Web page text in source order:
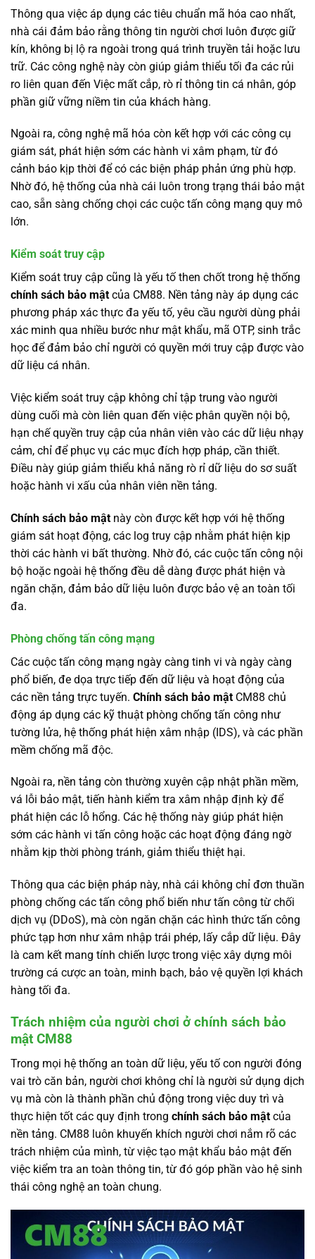
Thông qua việc áp dụng các tiêu chuẩn mã hóa cao nhất,
nhà cái đảm bảo rằng thông tin người chơi luôn được giữ
kín, không bị lộ ra ngoài trong quá trình truyền tải hoặc lưu
trữ. Các công nghệ này còn giúp giảm thiểu tối đa các rủi
ro liên quan đến Việc mất cắp, rò rỉ thông tin cá nhân, góp
phần giữ vững niềm tin của khách hàng.
Ngoài ra, công nghệ mã hóa còn kết hợp với các công cụ
giám sát, phát hiện sớm các hành vi xâm phạm, từ đó
cảnh báo kịp thời để có các biện pháp phản ứng phù hợp.
Nhờ đó, hệ thống của nhà cái luôn trong trạng thái bảo mật
cao, sẵn sàng chống chọi các cuộc tấn công mạng quy mô
lớn.
Kiểm soát truy cập
Kiểm soát truy cập cũng là yếu tố then chốt trong hệ thống
chính sách bảo mật của CM88. Nền tảng này áp dụng các
phương pháp xác thực đa yếu tố, yêu cầu người dùng phải
xác minh qua nhiều bước như mật khẩu, mã OTP, sinh trắc
học để đảm bảo chỉ người có quyền mới truy cập được vào
dữ liệu cá nhân.
Việc kiểm soát truy cập không chỉ tập trung vào người
dùng cuối mà còn liên quan đến việc phân quyền nội bộ,
hạn chế quyền truy cập của nhân viên vào các dữ liệu nhạy
cảm, chỉ để phục vụ các mục đích hợp pháp, cần thiết.
Điều này giúp giảm thiểu khả năng rò rỉ dữ liệu do sơ suất
hoặc hành vi xấu của nhân viên nền tảng.
Chính sách bảo mật này còn được kết hợp với hệ thống
giám sát hoạt động, các log truy cập nhằm phát hiện kịp
thời các hành vi bất thường. Nhờ đó, các cuộc tấn công nội
bộ hoặc ngoài hệ thống đều dễ dàng được phát hiện và
ngăn chặn, đảm bảo dữ liệu luôn được bảo vệ an toàn tối
đa.
Phòng chống tấn công mạng
Các cuộc tấn công mạng ngày càng tinh vi và ngày càng
phổ biến, đe dọa trực tiếp đến dữ liệu và hoạt động của
các nền tảng trực tuyến. Chính sách bảo mật CM88 chủ
động áp dụng các kỹ thuật phòng chống tấn công như
tường lửa, hệ thống phát hiện xâm nhập (IDS), và các phần
mềm chống mã độc.
Ngoài ra, nền tảng còn thường xuyên cập nhật phần mềm,
vá lỗi bảo mật, tiến hành kiểm tra xâm nhập định kỳ để
phát hiện các lỗ hổng. Các hệ thống này giúp phát hiện
sớm các hành vi tấn công hoặc các hoạt động đáng ngờ
nhằm kịp thời phòng tránh, giảm thiểu thiệt hại.
Thông qua các biện pháp này, nhà cái không chỉ đơn thuần
phòng chống các tấn công phổ biến như tấn công từ chối
dịch vụ (DDoS), mà còn ngăn chặn các hình thức tấn công
phức tạp hơn như xâm nhập trái phép, lấy cắp dữ liệu. Đây
là cam kết mang tính chiến lược trong việc xây dựng môi
trường cá cược an toàn, minh bạch, bảo vệ quyền lợi khách
hàng tối đa.
Trách nhiệm của người chơi ở chính sách bảo
mật CM88
Trong mọi hệ thống an toàn dữ liệu, yếu tố con người đóng
vai trò căn bản, người chơi không chỉ là người sử dụng dịch
vụ mà còn là thành phần chủ động trong việc duy trì và
thực hiện tốt các quy định trong chính sách bảo mật của
nền tảng. CM88 luôn khuyến khích người chơi nắm rõ các
trách nhiệm của mình, từ việc tạo mật khẩu bảo mật đến
việc kiểm tra an toàn thông tin, từ đó góp phần vào hệ sinh
thái công nghệ an toàn chung.